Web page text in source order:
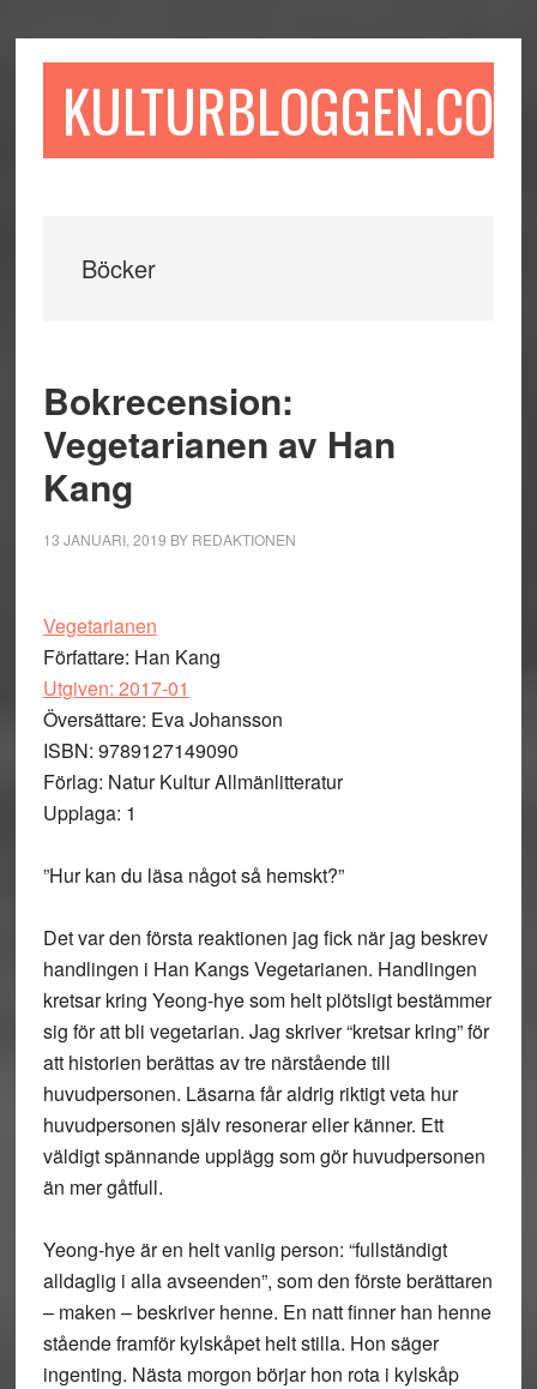
till
till
sidofältet
till
KULTURBLOGGEN.COM
Böcker
Bokrecension:
Vegetarianen av Han
Kang
13 JANUARI, 2019 BY REDAKTIONEN
Vegetarianen
Författare: Han Kang
Utgiven: 2017-01
Översättare: Eva Johansson
ISBN: 9789127149090
Förlag: Natur Kultur Allmänlitteratur
Upplaga: 1
”Hur kan du läsa något så hemskt?”
Det var den första reaktionen jag fick när jag beskrev
handlingen i Han Kangs Vegetarianen. Handlingen
kretsar kring Yeong-hye som helt plötsligt bestämmer
sig för att bli vegetarian. Jag skriver “kretsar kring” för
att historien berättas av tre närstående till
huvudpersonen. Läsarna får aldrig riktigt veta hur
huvudpersonen själv resonerar eller känner. Ett
väldigt spännande upplägg som gör huvudpersonen
än mer gåtfull.
Yeong-hye är en helt vanlig person: “fullständigt
alldaglig i alla avseenden”, som den förste berättaren
– maken – beskriver henne. En natt finner han henne
stående framför kylskåpet helt stilla. Hon säger
ingenting. Nästa morgon börjar hon rota i kylskåp